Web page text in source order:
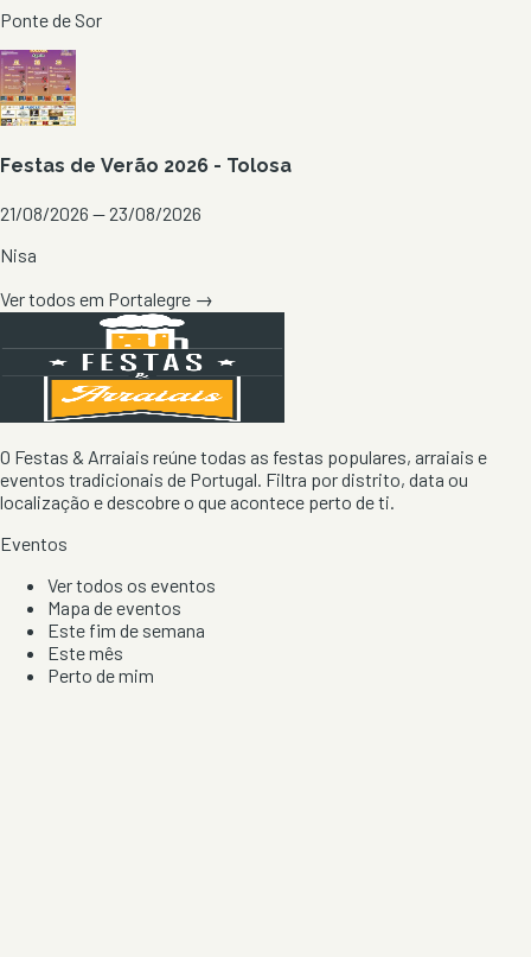
Ponte de Sor
Festas de Verão 2026 - Tolosa
21/08/2026 — 23/08/2026
Nisa
Ver todos em Portalegre →
O Festas & Arraiais reúne todas as festas populares, arraiais e
eventos tradicionais de Portugal. Filtra por distrito, data ou
localização e descobre o que acontece perto de ti.
Eventos
Ver todos os eventos
Mapa de eventos
Este fim de semana
Este mês
Perto de mim